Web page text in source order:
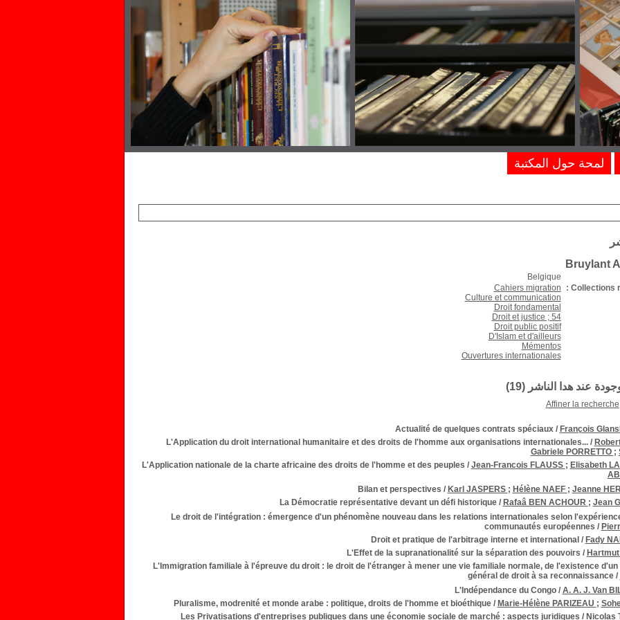
Bruylant
Belgique
Collections
Cahiers migration
Culture et communication
Droit fondamental
Droit et justice ; 54
Droit public positif
D'Islam et d'ailleurs
Mémentos
Ouvertures internationales
عند هدا الناشر (19
)
Affiner la recherche
Actualité de quelques contrats spéciaux/ François
L'Application du droit international humanitaire et des droits de l'homme aux organisations internationales.../
Gabriele PORRETTO ;
L'Application nationale de la charte africaine des droits de l'homme et des peuples / Jean-Francois FLAUSS ; Elisabeth
Bilan et perspectives / Karl JASPERS ; Hélène NAEF ; Jeanne
La Démocratie représentative devant un défi historique/ Rafaâ BEN ACHOUR ; Jean
Le droit de l'intégration : émergence d'un phénomène nouveau dans les relations internationales selon
communautés européennes /
Droit et pratique de l'arbitrage interne et international / Fady
L'Effet de la supranationalité sur la séparation des pouvoirs /
L'Immigration familiale à l'épreuve du droit : le droit de l'étranger à mener une vie familiale normale, de l'existence
général de droit à sa reconnaissance/
L'Indépendance du Congo/ A. A. J. Van
Pluralisme, modrenité et monde arabe : politique, droits de l'homme et bioéthique/ Marie-Hélène PARIZEAU ;
Les Privatisations d'entreprises publiques dans une économie sociale de marché : aspects juridiques / Nicolas
لمحة حول المكتبة